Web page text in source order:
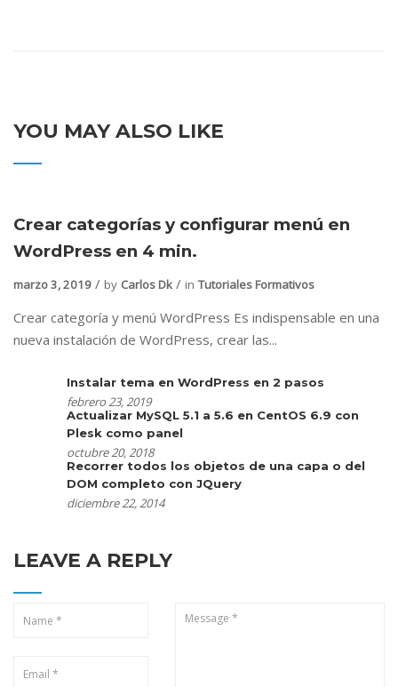
YOU MAY ALSO LIKE
Crear categorías y configurar menú en
WordPress en 4 min.
marzo 3, 2019 by Carlos Dk in Tutoriales Formativos
Crear categoría y menú WordPress Es indispensable en una
nueva instalación de WordPress, crear las...
Instalar tema en WordPress en 2 pasos
febrero 23, 2019
Actualizar MySQL 5.1 a 5.6 en CentOS 6.9 con
Plesk como panel
octubre 20, 2018
Recorrer todos los objetos de una capa o del
DOM completo con JQuery
diciembre 22, 2014
LEAVE A REPLY